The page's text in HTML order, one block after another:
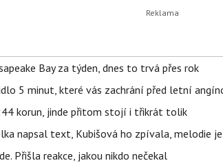
Bay za týden, dnes to trvá přes rok
5 minut, které vás zachrání před letní
korun, jinde přitom stojí i třikrát tolik
napsal text, Kubišová ho zpívala, melodie
Přišla reakce, jakou nikdo nečekal